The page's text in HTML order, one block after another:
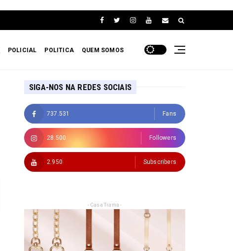
POLICIAL POLITICA QUEM SOMOS
SIGA-NOS NA REDES SOCIAIS
737.531 Fans
28.500 Followers
2.950 Subscribers
- Casa Trama -